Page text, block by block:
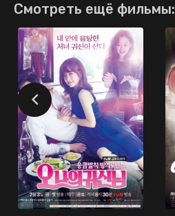
Смотреть ещё фильмы: